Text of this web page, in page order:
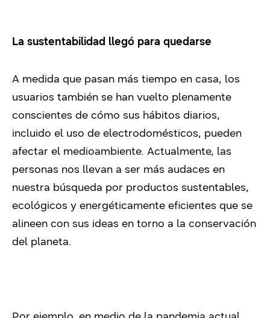
La sustentabilidad llegó para quedarse
A medida que pasan más tiempo en casa, los
usuarios también se han vuelto plenamente
conscientes de cómo sus hábitos diarios,
incluido el uso de electrodomésticos, pueden
afectar el medioambiente. Actualmente, las
personas nos llevan a ser más audaces en
nuestra búsqueda por productos sustentables,
ecológicos y energéticamente eficientes que se
alineen con sus ideas en torno a la conservación
del planeta.